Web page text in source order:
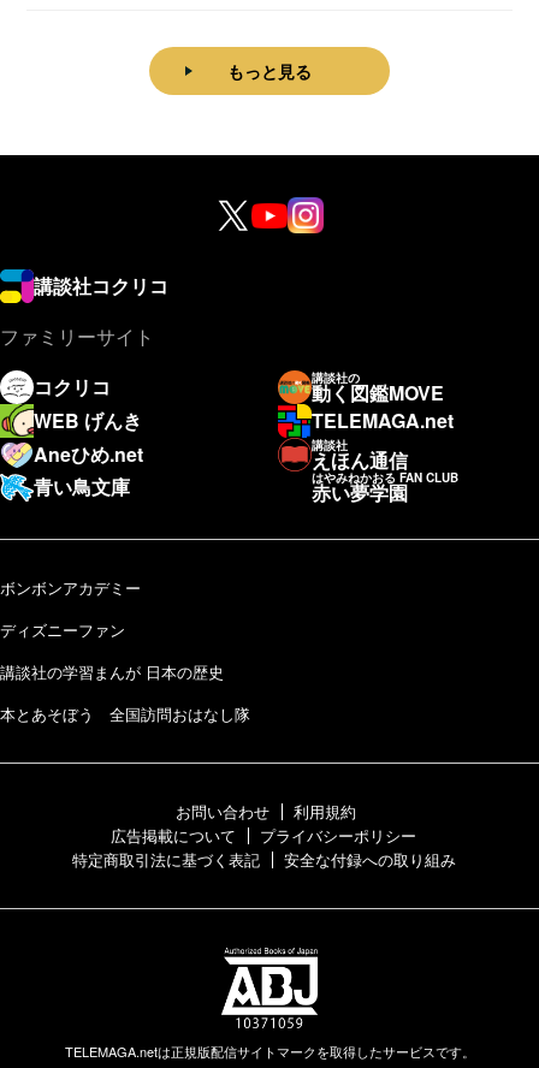
もっと見る
講談社コクリコ
ファミリーサイト
コクリコ
講談社の
動く図鑑MOVE
WEB げんき
TELEMAGA.net
Aneひめ.net
講談社
えほん通信
青い鳥文庫
はやみねかおる FAN CLUB
赤い夢学園
ボンボンアカデミー
ディズニーファン
講談社の学習まんが 日本の歴史
本とあそぼう 全国訪問おはなし隊
お問い合わせ
利用規約
広告掲載について
プライバシーポリシー
特定商取引法に基づく表記
安全な付録への取り組み
TELEMAGA.netは正規版配信サイトマークを取得したサービスです。